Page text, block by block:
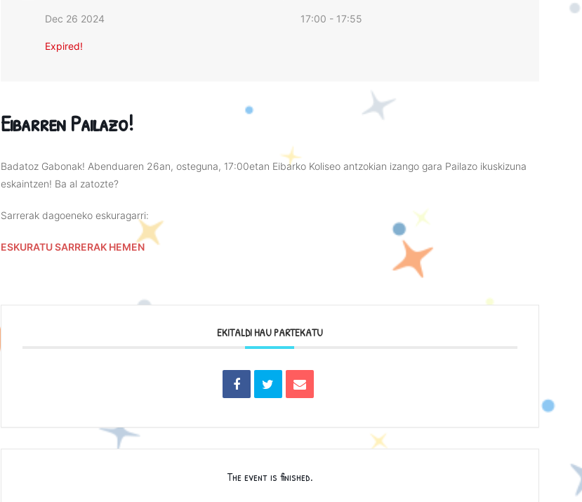
Dec 26 2024
Expired!
17:00 - 17:55
Eibarren Pailazo!
Badatoz Gabonak! Abenduaren 26an, osteguna, 17:00etan Eibarko Koliseo antzokian izango gara Pailazo ikuskizuna
eskaintzen! Ba al zatozte?
Sarrerak dagoeneko eskuragarri:
ESKURATU SARRERAK HEMEN
EKITALDI HAU PARTEKATU
The event is finished.